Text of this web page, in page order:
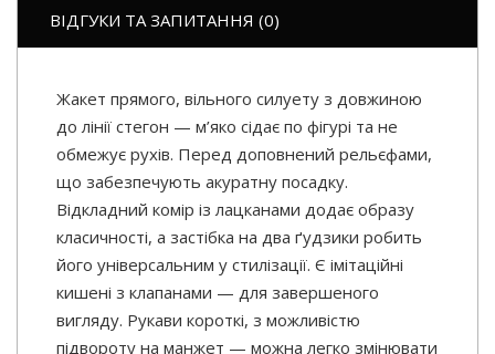
ВІДГУКИ ТА ЗАПИТАННЯ (0)
Жакет прямого, вільного силуету з довжиною
до лінії стегон — м’яко сідає по фігурі та не
обмежує рухів. Перед доповнений рельєфами,
що забезпечують акуратну посадку.
Відкладний комір із лацканами додає образу
класичності, а застібка на два ґудзики робить
його універсальним у стилізації. Є імітаційні
кишені з клапанами — для завершеного
вигляду. Рукави короткі, з можливістю
підвороту на манжет — можна легко змінювати